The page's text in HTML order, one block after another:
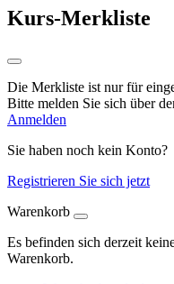
Kurs-Merkliste
Die Merkliste ist nur für
Bitte melden Sie sich über
Anmelden
Sie haben noch kein Konto?
Registrieren Sie sich jetzt
Warenkorb
Es befinden sich derzeit
Warenkorb.